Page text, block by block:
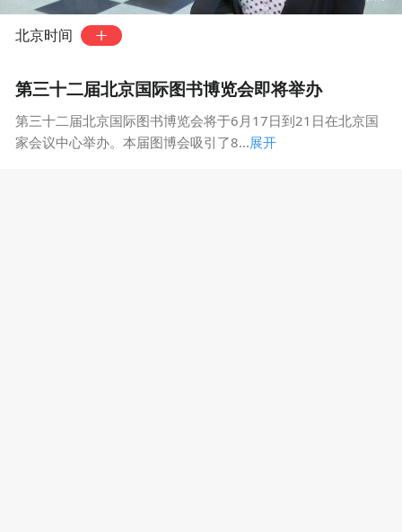
北京时间
第三十二届北京国际图书博览会即将举办
第三十二届北京国际图书博览会将于6月17日到21日在北京国
家会议中心举办。本届图博会吸引了8...展开